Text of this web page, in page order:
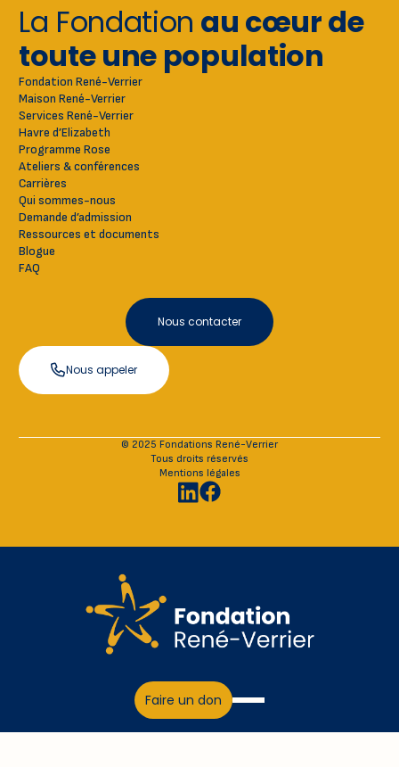
La Fondation au cœur de
toute une population
Fondation René-Verrier
Maison René-Verrier
Services René-Verrier
Havre d’Elizabeth
Programme Rose
Ateliers & conférences
Carrières
Qui sommes-nous
Demande d’admission
Ressources et documents
Blogue
FAQ
Nous contacter
Nous appeler
© 2025 Fondations René-Verrier
Tous droits réservés
Mentions légales
Faire un don